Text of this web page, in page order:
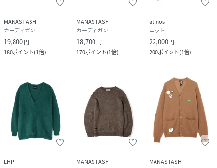
品番
MZ2406_792
792-4241001-430-18 MZ2406)
MANASTASH
カーディガン
19,800円
180ポイント(1倍)
MANASTASH
カーディガン
18,700円
170ポイント(1倍)
atmos
ニット
22,000円
200ポイント(1倍)
LHP
MANASTASH
MANASTASH